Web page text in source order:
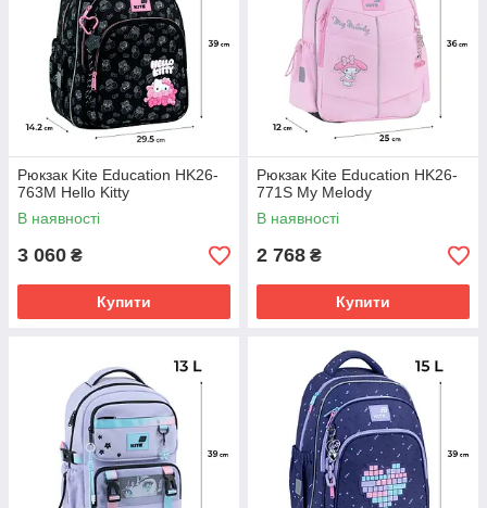
Рюкзак Kite Education HK26-
763M Hello Kitty
В наявності
3 060 ₴
Купити
Рюкзак Kite Education HK26-
771S My Melody
В наявності
2 768 ₴
Купити